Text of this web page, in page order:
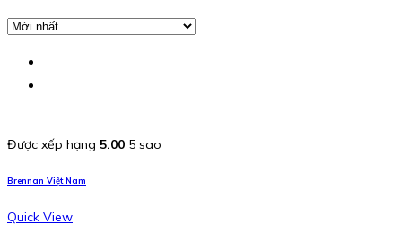
Được xếp hạng 5.00 5 sao
Brennan Việt Nam
Quick View